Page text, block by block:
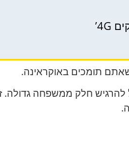
תומכים באוקראינה.
חלק ממשפחה גדולה.